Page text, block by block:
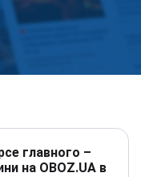
главного –
на OBOZ.UA в